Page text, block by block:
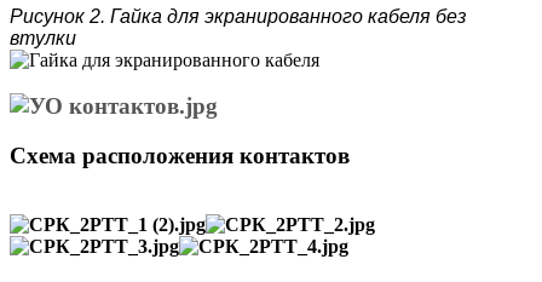
Рисунок 2. Гайка для экранированного кабеля без
втулки
Схема расположения контактов